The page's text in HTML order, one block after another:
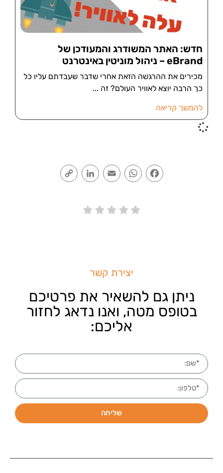
חדש: האתר המשודרג והמעודכן של
eBrand – ניהול מוניטין באינטרנט
מכירים את ההרגשה הזאת אחרי שדבר שעבדתם עליו כל
כך הרבה יוצא לאוויר העולם? זה
להמשך קריאה
Facebook
WhatsApp
Email
LinkedIn
יצירת קשר
ניתן גם להשאיר את פרטיכם
בטופס מטה, ואנו נדאג לחזור
אליכם:
שליחה